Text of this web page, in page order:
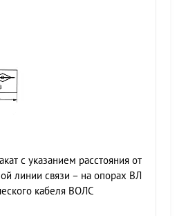
с указанием расстояния от
линии связи – на опорах ВЛ
кабеля ВОЛС